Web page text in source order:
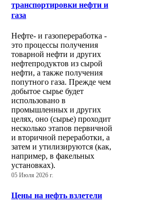
транспортировки нефти и
газа
Нефте- и газопереработка -
это процессы получения
товарной нефти и других
нефтепродуктов из сырой
нефти, а также получения
попутного газа. Прежде чем
добытое сырье будет
использовано в
промышленных и других
целях, оно (сырье) проходит
несколько этапов первичной
и вторичной переработки, а
затем и утилизируются (как,
например, в факельных
установках).
05 Июля 2026 г.
Цены на нефть взлетели